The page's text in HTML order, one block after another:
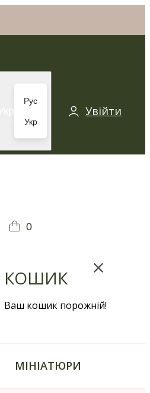
Рус
Укр
Увійти
0
КОШИК
Ваш кошик порожній!
МІНІАТЮРИ